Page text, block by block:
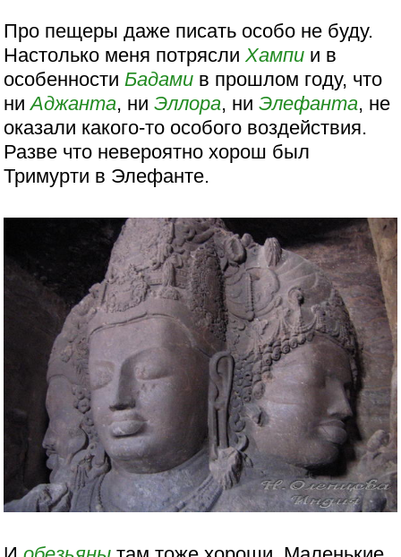
Про пещеры даже писать особо не буду.
Настолько меня потряслиХампи и в
особенностиБадами в прошлом году, что
ниАджанта, ниЭллора, ниЭлефанта, не
оказали какого-то особого воздействия.
Разве что невероятно хорош был
Тримурти в Элефанте.